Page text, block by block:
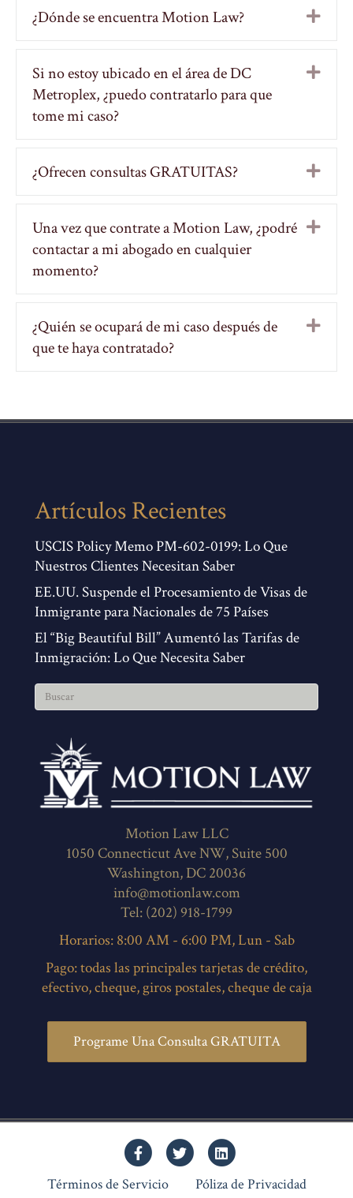
¿Dónde se encuentra Motion Law?
Si no estoy ubicado en el área de DC
Metroplex, ¿puedo contratarlo para que
tome mi caso?
¿Ofrecen consultas GRATUITAS?
Una vez que contrate a Motion Law, ¿podré
contactar a mi abogado en cualquier
momento?
¿Quién se ocupará de mi caso después de
que te haya contratado?
Artículos Recientes
USCIS Policy Memo PM-602-0199: Lo Que
Nuestros Clientes Necesitan Saber
EE.UU. Suspende el Procesamiento de Visas de
Inmigrante para Nacionales de 75 Países
El “Big Beautiful Bill” Aumentó las Tarifas de
Inmigración: Lo Que Necesita Saber
Motion Law LLC
1050 Connecticut Ave NW, Suite 500
Washington, DC 20036
info@motionlaw.com
Tel: (202) 918-1799
Horarios: 8:00 AM - 6:00 PM, Lun - Sab
Pago: todas las principales tarjetas de crédito,
efectivo, cheque, giros postales, cheque de caja
Programe Una Consulta GRATUITA
FacebookTwitterLinkedin
Términos de Servicio
Póliza de Privacidad